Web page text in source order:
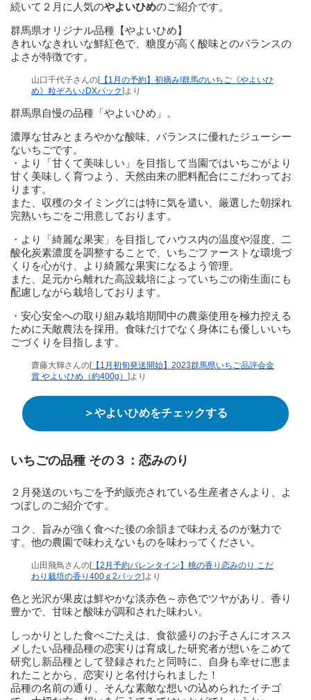
続いて２月に人気のやよいひめのご紹介です。
群馬県オリジナル品種【やよいひめ】
きれいなきれいな鮮紅色で、糖度が高く酸味とのバランスの
よさが特徴です。
山口千代子さんの[【1月の予約】初摘み!群馬のいちご《やよいひ
め》粒ぞろい♪DXパック]より
群馬県自慢の品種「やよいひめ」。
濃厚な甘みとまろやかな酸味、バランスに優れたジューシー
ないちごです。
・より「甘くて美味しい」を目指して当園ではいちごがより
甘く美味しく育つよう、天然由来の肥料配合にこだわってお
ります。
また、収穫のタイミングには特に気を遣い、厳選した朝採れ
完熟いちごをご用意しております。
・より「綺麗な果実」を目指してハウス内の温度や湿度、二
酸化炭素濃度を調整することで、いちごファーストな環境づ
くりを心がけ、より綺麗な果実になるよう管理。
また、足元から離れた高設栽培によっていちごの衛生面にも
配慮しながら栽培しております。
・安心安全への取り組み栽培期間中の農薬使用を極力控える
ために天敵農法を採用。食味だけでなく身体にも優しいいち
ごづくりを目指します。
齋藤大輝さんの[【1月初旬発送開始】2023群馬県いちご品評会金
賞 やよいひめ（約400g） ]より
＞やよいひめをチェックする
いちごの品種 その３： 恋みのり
２月発送のいちごを予約販売されている生産者さんより、よ
つぼしのご紹介です。
コク、旨みが強く食べた後の余韻まで味わえるのが魅力で
す。他の農園で味わえないものを味わってください。
山田飛鳥さんの[【2月予約バレンタイン】桃の香り恋みのり こだ
わり栽培の香り400ｇ2パック]より
色と光沢が果皮は鮮やかな淡赤色～赤色でツヤがあり、香り
豊かで、甘味と酸味が調和された味わい。
しっかりとした食べごたえは、食欲盛りのお子さんにオスス
メしたい品種品種の恋実りは育成した研究者が想いをこめて
研究し新品種として登録されたと同時に、自身も幸せに恵ま
れたことから、恋実りと名付けられました！
品種の名前の通り、そんな素敵な想いの込められたイチゴ